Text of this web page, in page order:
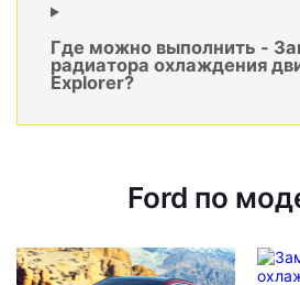
Где можно выполнить -
радиатора охлаждения
Explorer?
Ford по